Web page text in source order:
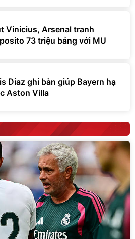
Vinicius, Arsenal tranh
73 triệu bảng với MU
Diaz ghi bàn giúp Bayern hạ
Aston Villa